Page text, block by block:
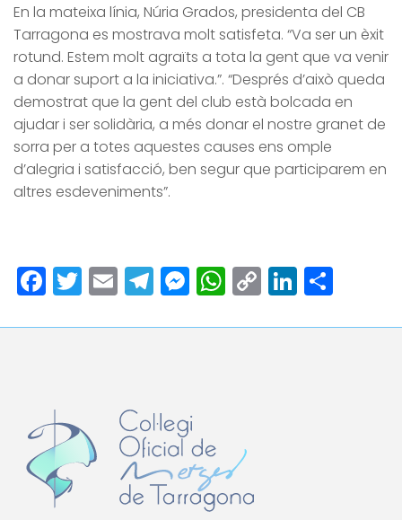
En la mateixa línia, Núria Grados, presidenta del CB
Tarragona es mostrava molt satisfeta. “Va ser un èxit
rotund. Estem molt agraïts a tota la gent que va venir
a donar suport a la iniciativa.”. “Després d’això queda
demostrat que la gent del club està bolcada en
ajudar i ser solidària, a més donar el nostre granet de
sorra per a totes aquestes causes ens omple
d’alegria i satisfacció, ben segur que participarem en
altres esdeveniments”.
Facebook
Twitter
EmailTelegram
Messenger
WhatsApp
Copy
Link